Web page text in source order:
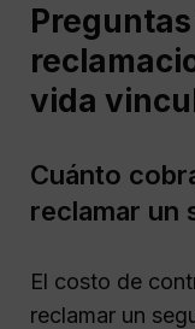
vida
Cuánto
reclamar un
El costo de
reclamar un